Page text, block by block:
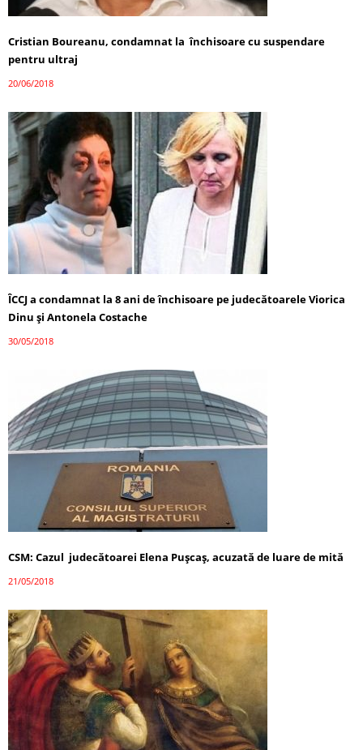
Cristian Boureanu, condamnat la închisoare cu suspendare
pentru ultraj
20/06/2018
ÎCCJ a condamnat la 8 ani de închisoare pe judecătoarele Viorica
Dinu şi Antonela Costache
30/05/2018
CSM: Cazul judecătoarei Elena Puşcaş, acuzată de luare de mită
21/05/2018